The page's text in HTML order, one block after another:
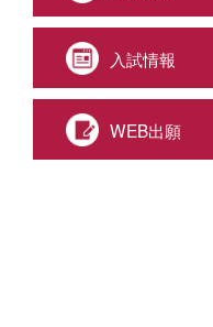
入試情報
WEB出願